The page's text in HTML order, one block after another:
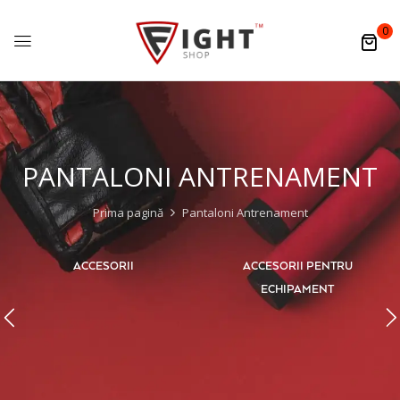
0
PANTALONI ANTRENAMENT
Prima pagină Pantaloni Antrenament
ACCESORII
ACCESORII PENTRU
ECHIPAMENT